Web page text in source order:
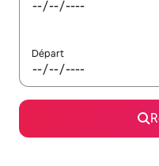
Départ